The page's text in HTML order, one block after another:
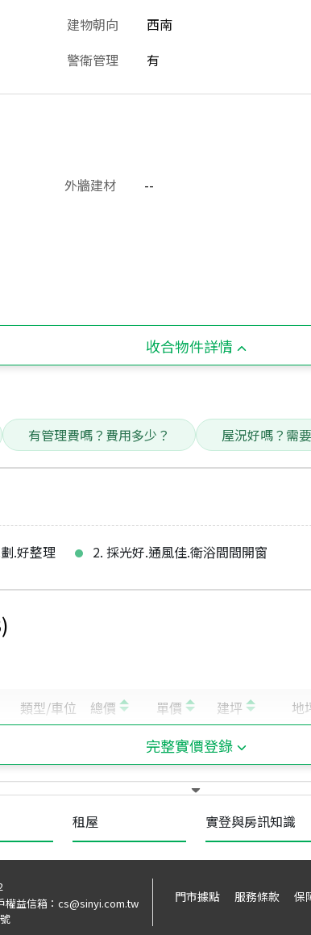
建物朝向 西南
警衛管理 有
外牆建材 --
收合物件詳情
有管理費嗎？費用多少？ 屋況好嗎？需
.好整理 2. 採光好.通風佳.衛浴間間開窗
)
完整實價登錄
租屋 實登與房訊知識
權益信箱： cs@sinyi.com.tw
門市據點 服務條款 保